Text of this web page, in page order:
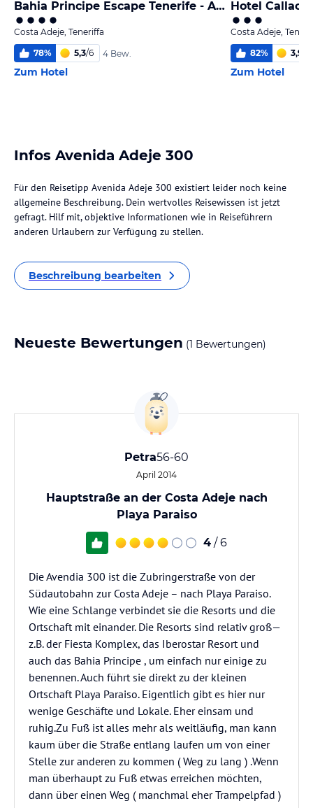
Bahia Principe Escape Tenerife - Adults Only +16
Costa Adeje, Teneriffa
78% 5,3/6 4 Bew.
Zum Hotel
Hotel Callao
Costa Adeje,
82% 3,9
Zum Hotel
Infos Avenida Adeje 300
Für den Reisetipp Avenida Adeje 300 existiert leider noch keine
allgemeine Beschreibung. Dein wertvolles Reisewissen ist jetzt
gefragt. Hilf mit, objektive Informationen wie in Reiseführern
anderen Urlaubern zur Verfügung zu stellen.
Beschreibung bearbeiten
Neueste Bewertungen (1 Bewertungen)
Petra56-60
April 2014
Hauptstraße an der Costa Adeje nach
Playa Paraiso
4 / 6
Die Avendia 300 ist die Zubringerstraße von der
Südautobahn zur Costa Adeje – nach Playa Paraiso.
Wie eine Schlange verbindet sie die Resorts und die
Ortschaft mit einander. Die Resorts sind relativ groß—
z.B. der Fiesta Komplex, das Iberostar Resort und
auch das Bahia Principe , um einfach nur einige zu
benennen. Auch führt sie direkt zu der kleinen
Ortschaft Playa Paraiso. Eigentlich gibt es hier nur
wenige Geschäfte und Lokale. Eher einsam und
ruhig.Zu Fuß ist alles mehr als weitläufig, man kann
kaum über die Straße entlang laufen um von einer
Stelle zur anderen zu kommen ( Weg zu lang ) .Wenn
man überhaupt zu Fuß etwas erreichen möchten,
dann über einen Weg ( manchmal eher Trampelpfad )